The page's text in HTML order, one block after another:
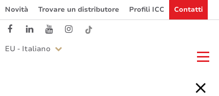
Novità Trovare un distributore Profili ICC Contatti
EU - Italiano